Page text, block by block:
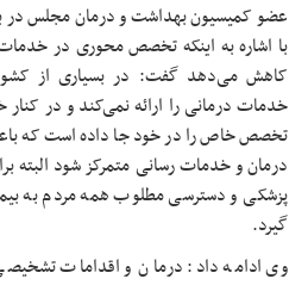
عضو کمیسیون بهداشت و درمان مجلس
با اشاره به اینکه تخصص محوری در
کاهش می‌دهد گفت: در بسیاری از
خدمات درمانی را ارائه نمی‌کند و در
تخصص خاص را در خود جا داده است که
درمان و خدمات رسانی متمرکز شود البته
پزشکی و دسترسی مطلوب همه مردم به
گیرد.
وی ادامه داد: درمان و اقدامات